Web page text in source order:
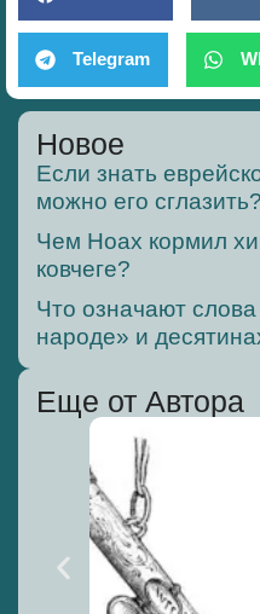
Telegram
Новое
Если знать
можно его сглазить?
Чем Ноах кормил
ковчеге?
Что означают
народе» и
Еще от Автора